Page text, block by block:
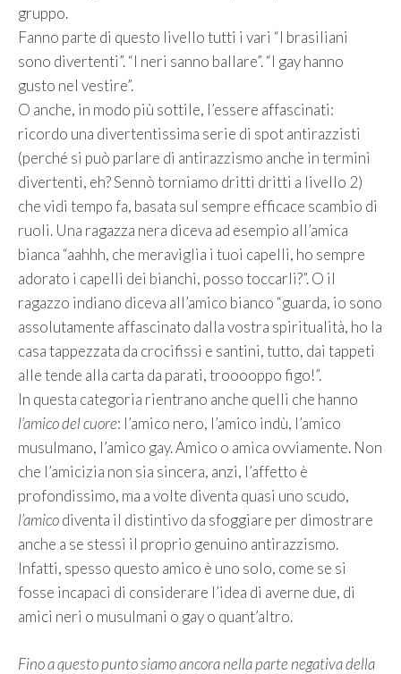
gruppo.
Fanno parte di questo livello tutti i vari “I brasiliani
sono divertenti”. “I neri sanno ballare”. “I gay hanno
gusto nel vestire”.
O anche, in modo più sottile, l’essere affascinati:
ricordo una divertentissima serie di spot antirazzisti
(perché si può parlare di antirazzismo anche in termini
divertenti, eh? Sennò torniamo dritti dritti a livello 2)
che vidi tempo fa, basata sul sempre efficace scambio di
ruoli. Una ragazza nera diceva ad esempio all’amica
bianca “aahhh, che meraviglia i tuoi capelli, ho sempre
adorato i capelli dei bianchi, posso toccarli?”. O il
ragazzo indiano diceva all’amico bianco “guarda, io sono
assolutamente affascinato dalla vostra spiritualità, ho la
casa tappezzata da crocifissi e santini, tutto, dai tappeti
alle tende alla carta da parati, trooooppo figo!”.
In questa categoria rientrano anche quelli che hanno
l’amico del cuore: l’amico nero, l’amico indù, l’amico
musulmano, l’amico gay. Amico o amica ovviamente. Non
che l’amicizia non sia sincera, anzi, l’affetto è
profondissimo, ma a volte diventa quasi uno scudo,
l’amicodiventa il distintivo da sfoggiare per dimostrare
anche a se stessi il proprio genuino antirazzismo.
Infatti, spesso questo amico è uno solo, come se si
fosse incapaci di considerare l’idea di averne due, di
amici neri o musulmani o gay o quant’altro.
Fino a questo punto siamo ancora nella parte negativa della